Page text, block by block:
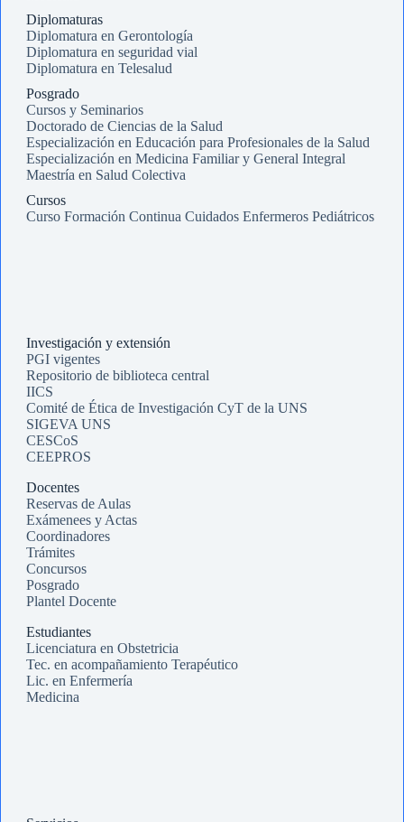
Diplomaturas
Diplomatura en Gerontología
Diplomatura en seguridad vial
Diplomatura en Telesalud
Posgrado
Cursos y Seminarios
Doctorado de Ciencias de la Salud
Especialización en Educación para Profesionales de la Salud
Especialización en Medicina Familiar y General Integral
Maestría en Salud Colectiva
Cursos
Curso Formación Continua Cuidados Enfermeros Pediátricos
Investigación y extensión
PGI vigentes
Repositorio de biblioteca central
IICS
Comité de Ética de Investigación CyT de la UNS
SIGEVA UNS
CESCoS
CEEPROS
Docentes
Reservas de Aulas
Exámenees y Actas
Coordinadores
Trámites
Concursos
Posgrado
Plantel Docente
Estudiantes
Licenciatura en Obstetricia
Tec. en acompañamiento Terapéutico
Lic. en Enfermería
Medicina